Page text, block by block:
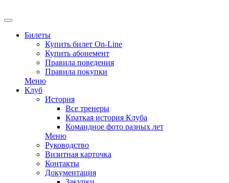
Билеты
Купить билет On-Line
Купить абонемент
Правила поведения
Правила покупки
Меню
Клуб
История
Все тренеры
Краткая история Клуба
Командное фото разных лет
Меню
Руководство
Визитная карточка
Контакты
Документация